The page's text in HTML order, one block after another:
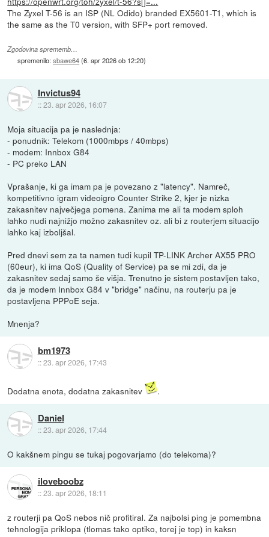
The Zyxel T-56 is an ISP (NL Odido) branded EX5601-T1, which is
the same as the T0 version, with SFP+ port removed.
Zgodovina sprememb…
spremenilo:sbawe64(6. apr 2026 ob 12:20)
Invictus94
::23. apr 2026, 16:07
Moja situacija pa je naslednja:
- ponudnik: Telekom (1000mbps / 40mbps)
- modem: Innbox G84
- PC preko LAN
Vprašanje, ki ga imam pa je povezano z "latency". Namreč,
kompetitivno igram videoigro Counter Strike 2, kjer je nizka
zakasnitev največjega pomena. Zanima me ali ta modem sploh
lahko nudi najnižjo možno zakasnitev oz. ali bi z routerjem situacijo
lahko kaj izboljšal.
Pred dnevi sem za ta namen tudi kupil TP-LINK Archer AX55 PRO
(60eur), ki ima QoS (Quality of Service) pa se mi zdi, da je
zakasnitev sedaj samo še višja. Trenutno je sistem postavljen tako,
da je modem Innbox G84 v "bridge" načinu, na routerju pa je
postavljena PPPoE seja.
Mnenja?
bm1973
::23. apr 2026, 17:43
Dodatna enota, dodatna zakasnitev .
Daniel
::23. apr 2026, 17:44
O kakšnem pingu se tukaj pogovarjamo (do telekoma)?
iloveboobz
::23. apr 2026, 18:11
z routerji pa QoS nebos nič profitiral. Za najbolsi ping je pomembna
tehnologija priklopa (tlomas tako optiko, torej je top) in kaksn